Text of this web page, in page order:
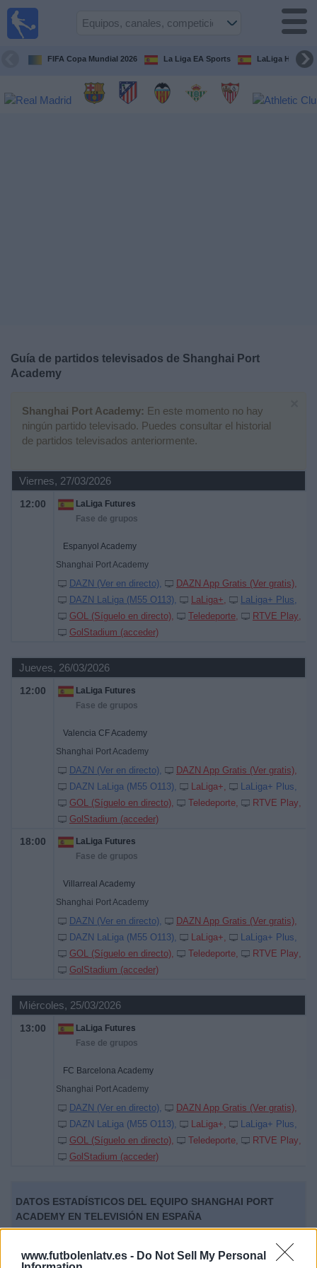
www.futbolenlatv.es - Do Not Sell My Personal
FIFA Copa Mundial 2026 La Liga EA Sports LaLiga
Guía de partidos televisados de Shanghai Port
Academy
Shanghai Port Academy: En este momento no hay
ningún partido televisado. Puedes consultar el historial
de partidos televisados anteriormente.
Viernes, 27/03/2026
12:00
LaLiga Futures
Fase de grupos
Espanyol Academy
Shanghai Port Academy
DAZN (Ver en directo)
DAZN App Gratis (Ver gratis)
DAZN LaLiga (M55 O113)
LaLiga+
LaLiga+ Plus
GOL (Síguelo en directo)
Teledeporte
RTVE Play
GolStadium (acceder)
Jueves, 26/03/2026
12:00
LaLiga Futures
Fase de grupos
Valencia CF Academy
Shanghai Port Academy
DAZN (Ver en directo)
DAZN App Gratis (Ver gratis)
DAZN LaLiga (M55 O113)
LaLiga+
LaLiga+ Plus
GOL (Síguelo en directo)
Teledeporte
RTVE Play
GolStadium (acceder)
18:00
LaLiga Futures
Fase de grupos
Villarreal Academy
Shanghai Port Academy
DAZN (Ver en directo)
DAZN App Gratis (Ver gratis)
DAZN LaLiga (M55 O113)
LaLiga+
LaLiga+ Plus
GOL (Síguelo en directo)
Teledeporte
RTVE Play
GolStadium (acceder)
Miércoles, 25/03/2026
13:00
LaLiga Futures
Fase de grupos
FC Barcelona Academy
Shanghai Port Academy
DAZN (Ver en directo)
DAZN App Gratis (Ver gratis)
DAZN LaLiga (M55 O113)
LaLiga+
LaLiga+ Plus
GOL (Síguelo en directo)
Teledeporte
RTVE Play
GolStadium (acceder)
DATOS ESTADÍSTICOS DEL EQUIPO SHANGHAI PORT
ACADEMY EN TELEVISIÓN EN ESPAÑA
estadísticos de cuándo y dónde se televisan los partidos deFútbol del
Guía de
Televisados
Noticias